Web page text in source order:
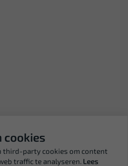
cookies
third-party cookies om content
traffic te analyseren. Lees